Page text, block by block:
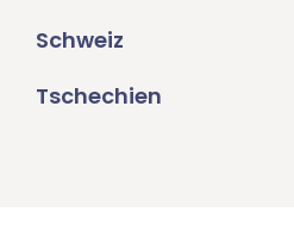
Schweiz
Tschechien